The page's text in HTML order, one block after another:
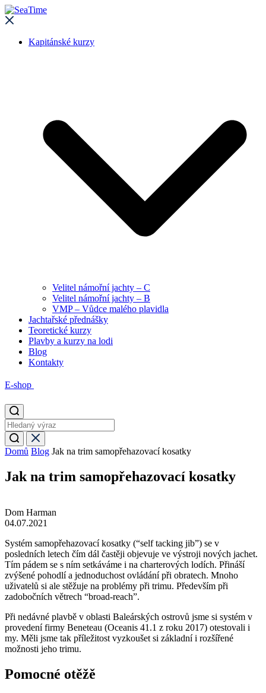
Kapitánské kurzy
Velitel námořní jachty – C
Velitel námořní jachty – B
VMP – Vůdce malého plavidla
Jachtařské přednášky
Teoretické kurzy
Plavby a kurzy na lodi
Blog
Kontakty
E-shop
Domů Blog Jak na trim samopřehazovací kosatky
Jak na trim samopřehazovací kosatky
Dom Harman
04.07.2021
Systém samopřehazovací kosatky (“self tacking jib”) se v
posledních letech čím dál častěji objevuje ve výstroji nových jachet.
Tím pádem se s ním setkáváme i na charterových lodích. Přináší
zvýšené pohodlí a jednoduchost ovládání při obratech. Mnoho
uživatelů si ale stěžuje na problémy při trimu. Především při
zadobočních větrech “broad-reach”.
Při nedávné plavbě v oblasti Baleárských ostrovů jsme si systém v
provedení firmy Beneteau (Oceanis 41.1 z roku 2017) otestovali i
my. Měli jsme tak příležitost vyzkoušet si základní i rozšířené
možnosti jeho trimu.
Pomocné otěžě